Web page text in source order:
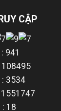
CẬP
941
108495
: 3534
: 18